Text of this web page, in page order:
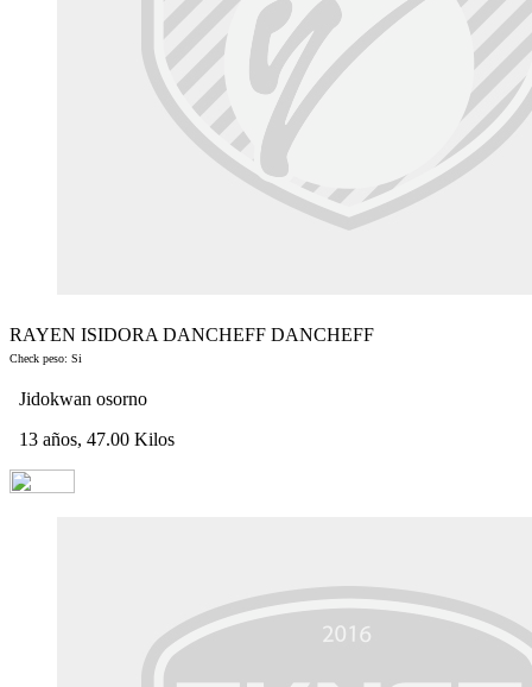
RAYEN ISIDORA DANCHEFF DANCHEFF
Check peso: Si
Jidokwan osorno
13 años, 47.00 Kilos